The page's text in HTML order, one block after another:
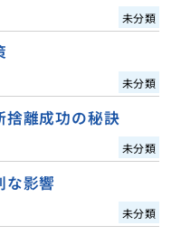
未分類
未分類
捨離成功の秘訣
未分類
な影響
未分類